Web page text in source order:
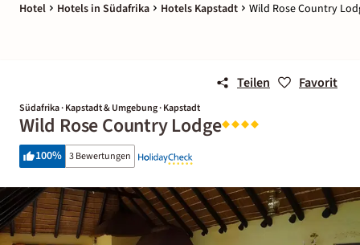
Hotel Hotels in Südafrika Hotels Kapstadt Wild Rose Country
Teilen Favorit
Südafrika · Kapstadt & Umgebung · Kapstadt
Wild Rose Country Lodge
100% 3 Bewertungen